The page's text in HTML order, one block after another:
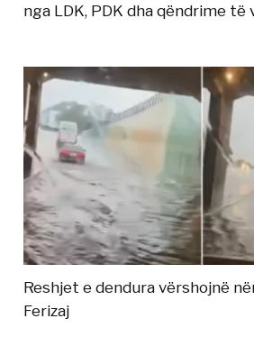
nga LDK, PDK dha qëndrime të
Reshjet e dendura vërshojnë
Ferizaj